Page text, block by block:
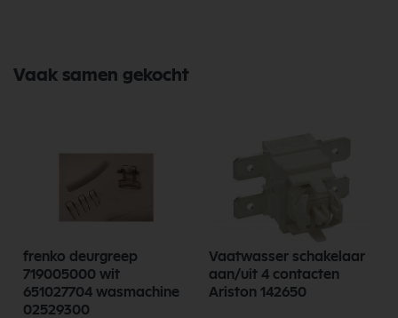
Vaak samen gekocht
frenko deurgreep
719005000 wit
651027704 wasmachine
02529300
Vaatwasser schakelaar
aan/uit 4 contacten
Ariston 142650